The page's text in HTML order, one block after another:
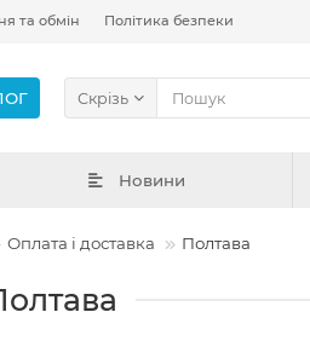
та обмін Політика безпеки
Скрізь
Новини
Оплата і доставка Полтава